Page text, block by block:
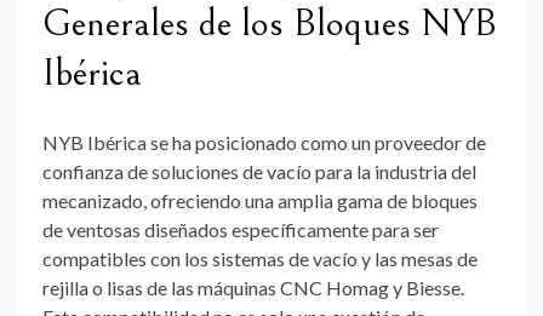
Generales de los Bloques NYB
Ibérica
NYB Ibérica se ha posicionado como un proveedor de
confianza de soluciones de vacío para la industria del
mecanizado, ofreciendo una amplia gama de bloques
de ventosas diseñados específicamente para ser
compatibles con los sistemas de vacío y las mesas de
rejilla o lisas de las máquinas CNC Homag y Biesse.